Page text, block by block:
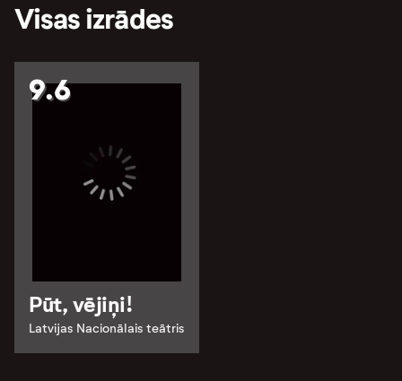
Visas izrādes
9.6
Pūt, vējiņi!
Latvijas Nacionālais teātris